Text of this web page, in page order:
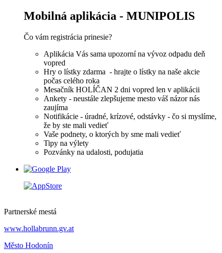
Mobilná aplikácia - MUNIPOLIS
Čo vám registrácia prinesie?
Aplikácia Vás sama upozorní na vývoz odpadu deň
vopred
Hry o lístky zdarma - hrajte o lístky na naše akcie
počas celého roka
Mesačník HOLÍČAN 2 dni vopred len v aplikácii
Ankety - neustále zlepšujeme mesto váš názor nás
zaujíma
Notifikácie - úradné, krízové, odstávky - čo si myslíme,
že by ste mali vedieť
Vaše podnety, o ktorých by sme mali vedieť
Tipy na výlety
Pozvánky na udalosti, podujatia
Partnerské mestá
www.hollabrunn.gv.at
Město Hodonín